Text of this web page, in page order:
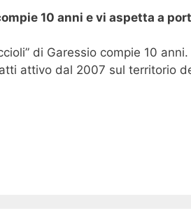
10 anni e vi aspetta a
di Garessio compie 10
attivo dal 2007 sul territorio